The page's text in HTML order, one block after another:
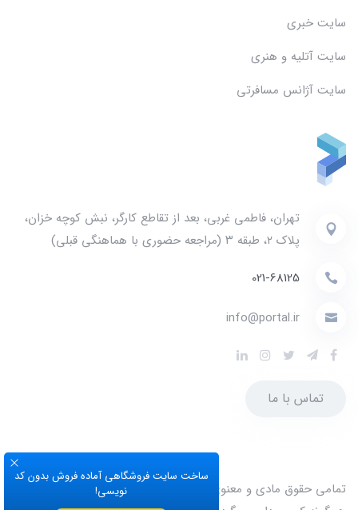
ساخت سایت فروشگاهی آماده فروش بدون کد
نویسی!
سایت خبری
سایت آتلیه و هنری
سایت آژانس مسافرتی
تهران، فاطمی غربی، بعد از تقاطع کارگر، نبش کوچه خزان،
پلاک ۲، طبقه ۳ (مراجعه حضوری با هماهنگی قبلی)
021-68125
info@portal.ir
تماس با ما
تمامی حقوق مادی و معنوی این وب‌سایت متعلق به